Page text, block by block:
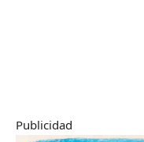
Publicidad